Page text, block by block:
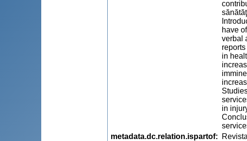
have
verbal
in
in
metadata.dc.relation.ispartof: